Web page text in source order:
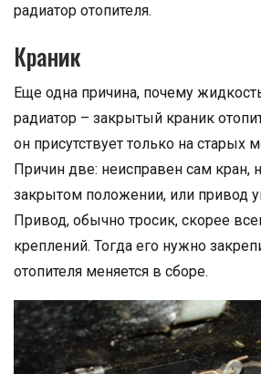
радиатор отопителя.
Краник
Еще одна причина, почему
радиатор – закрытый краник
он присутствует только на старых
Причин две: неисправен сам кран,
закрытом положении, или привод
Привод, обычно тросик, скорее
креплений. Тогда его нужно
отопителя меняется в сборе.